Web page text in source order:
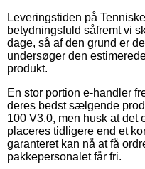
Leveringstiden på
betydningsfuld såfremt vi
dage, så af den grund er
undersøger den
produkt.
En stor portion e-handler
deres bedst sælgende
100 V3.0, men husk at det
placeres tidligere end et
garanteret kan nå at få
pakkepersonalet får fri.